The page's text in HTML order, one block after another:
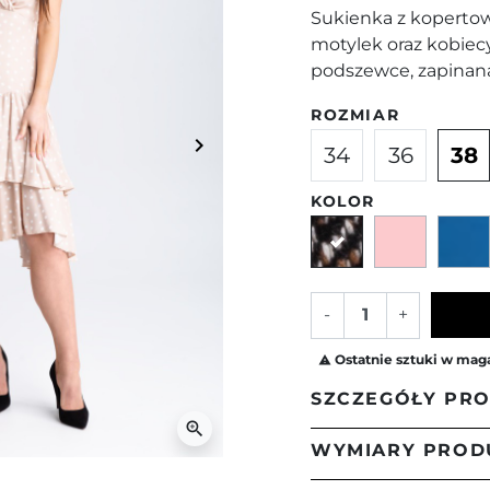
Następny
keyboard_arrow_right
zoom_in
Sukienka z
motylek oraz
podszewce,
ROZMIAR
34 36 38
KOLOR
- +
 Ostatnie sztuki w
SZCZEGÓŁY
Piękna, kobieca
WYMIARY